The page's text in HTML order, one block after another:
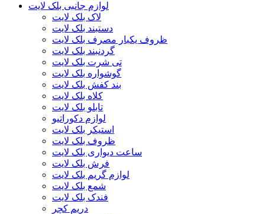
لوازم جانبی بلک لایت
لاک بلک لایت
دستبند بلک لایت
ظروف یکبار مصرف بلک لایت
گردنبند بلک لایت
تی شرت بلک لایت
گوشواره بلک لایت
بند کفش بلک لایت
کلاه بلک لایت
تابلو بلک لایت
لوازم دکوراتیو
استیکر بلک لایت
ظروف بلک لایت
ساعت دیواری بلک لایت
فرش بلک لایت
لوازم گریم بلک لایت
شمع بلک لایت
فندک بلک لایت
دریم کچر